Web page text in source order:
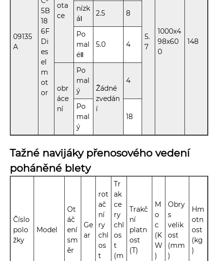
09135
A
5B
18
6F
Di
es
el
m
ot
or
ota
ce
5.
7
1000x4
98x60
0
148
nízk
áⅠ
2.5 8
Po
mal
éⅡ
5.0 4
obr
áce
ní
Po
mal
ý
Žádné
zvedán
í
4
Po
mal
ý
18
Tažné navijáky přenosového vedení
poháněné blety
Číslo
polo
žky
Model
Ot
áč
ení
sm
ěr
Ge
ar
rot
ač
ní
ry
chl
os
t
Tr
ak
ce
ry
chl
os
t
(m
Trakč
ní
platn
ost
(T)
M
o
c
(K
W
)
Obry
s
velik
ost
(mm
)
Hm
otn
ost
(kg
)